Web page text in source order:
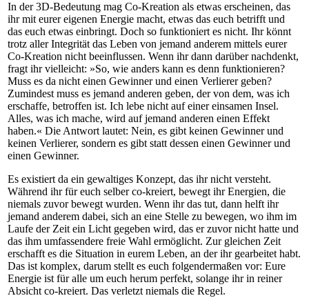
In der 3D-Bedeutung mag Co-Kreation als etwas erscheinen, das
ihr mit eurer eigenen Energie macht, etwas das euch betrifft und
das euch etwas einbringt. Doch so funktioniert es nicht. Ihr könnt
trotz aller Integrität das Leben von jemand anderem mittels eurer
Co-Kreation nicht beeinflussen. Wenn ihr dann darüber nachdenkt,
fragt ihr vielleicht: »So, wie anders kann es denn funktionieren?
Muss es da nicht einen Gewinner und einen Verlierer geben?
Zumindest muss es jemand anderen geben, der von dem, was ich
erschaffe, betroffen ist. Ich lebe nicht auf einer einsamen Insel.
Alles, was ich mache, wird auf jemand anderen einen Effekt
haben.« Die Antwort lautet: Nein, es gibt keinen Gewinner und
keinen Verlierer, sondern es gibt statt dessen einen Gewinner und
einen Gewinner.
Es existiert da ein gewaltiges Konzept, das ihr nicht versteht.
Während ihr für euch selber co-kreiert, bewegt ihr Energien, die
niemals zuvor bewegt wurden. Wenn ihr das tut, dann helft ihr
jemand anderem dabei, sich an eine Stelle zu bewegen, wo ihm im
Laufe der Zeit ein Licht gegeben wird, das er zuvor nicht hatte und
das ihm umfassendere freie Wahl ermöglicht. Zur gleichen Zeit
erschafft es die Situation in eurem Leben, an der ihr gearbeitet habt.
Das ist komplex, darum stellt es euch folgendermaßen vor: Eure
Energie ist für alle um euch herum perfekt, solange ihr in reiner
Absicht co-kreiert. Das verletzt niemals die Regel.